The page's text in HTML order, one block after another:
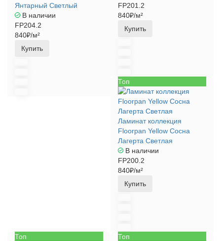
Янтарный Светлый
В наличии
FP204.2
840₽/м²
Купить
FP201.2
840₽/м²
Купить
Топ
Ламинат коллекция
Floorpan Yellow Сосна
Лагерта Cветлая
В наличии
FP200.2
840₽/м²
Купить
Топ Топ